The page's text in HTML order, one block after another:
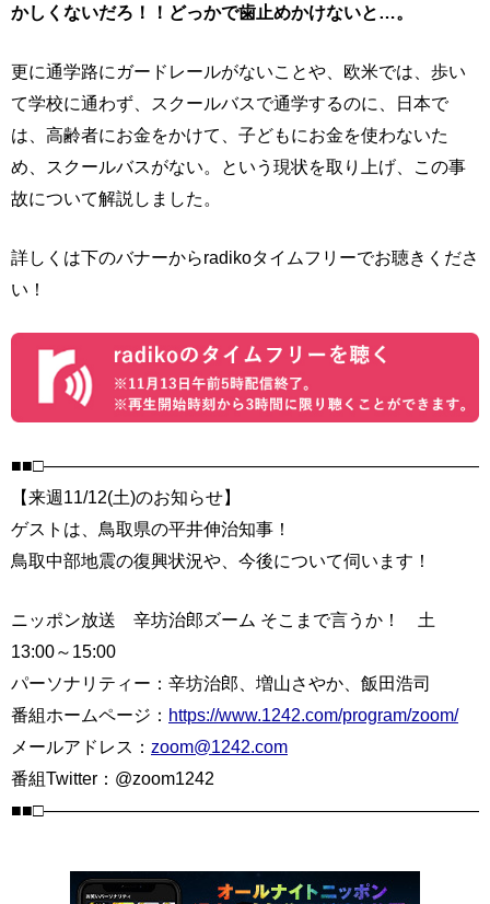
かしくないだろ！！どっかで歯止めかけないと…。
更に通学路にガードレールがないことや、欧米では、歩い
て学校に通わず、スクールバスで通学するのに、日本で
は、高齢者にお金をかけて、子どもにお金を使わないた
め、スクールバスがない。という現状を取り上げ、この事
故について解説しました。
詳しくは下のバナーからradikoタイムフリーでお聴きくださ
い！
【来週11/12(土)のお知らせ】
ゲストは、鳥取県の平井伸治知事！
鳥取中部地震の復興状況や、今後について伺います！
ニッポン放送 辛坊治郎ズーム そこまで言うか！ 土
13:00～15:00
パーソナリティー：辛坊治郎、増山さやか、飯田浩司
番組ホームページ： https://www.1242.com/program/zoom/
メールアドレス： zoom@1242.com
番組Twitter：@zoom1242